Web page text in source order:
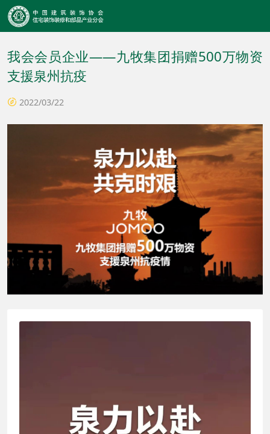
我会会员企业——九牧集团捐赠500万物资
支援泉州抗疫
2022/03/22